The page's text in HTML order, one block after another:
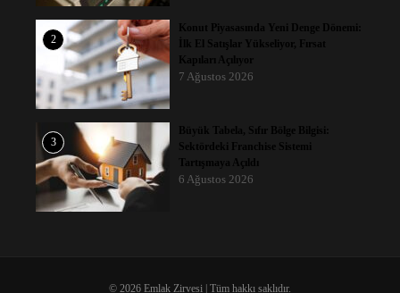
2
Konut Piyasasında Yeni Denge Dönemi:
İlk El Satışlar Yükseliyor, Fırsat
Kapıları Açılıyor
7 Ağustos 2026
3
Büyük Tabela, Sıfır Bölge Bilgisi:
Sektördeki Franchise Sistemi
Tartışmaya Açıldı
6 Ağustos 2026
© 2026 Emlak Zirvesi | Tüm hakkı saklıdır.